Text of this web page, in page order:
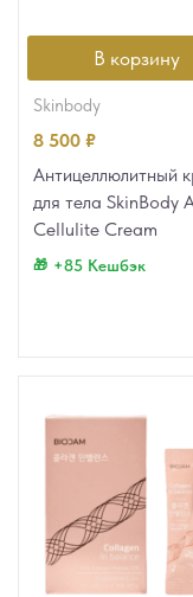
В корзину
skinbody
8 500 ₽
Антицеллюлитный
для тела SkinBody
Cellulite Cream
+85 Кешбэк